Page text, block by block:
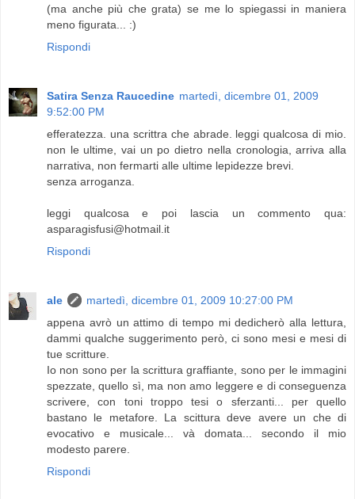
(ma anche più che grata) se me lo spiegassi in maniera
meno figurata... :)
Rispondi
Satira Senza Raucedine martedì, dicembre 01, 2009
9:52:00 PM
efferatezza. una scrittra che abrade. leggi qualcosa di mio.
non le ultime, vai un po dietro nella cronologia, arriva alla
narrativa, non fermarti alle ultime lepidezze brevi.
senza arroganza.
leggi qualcosa e poi lascia un commento qua:
asparagisfusi@hotmail.it
Rispondi
ale
martedì, dicembre 01, 2009 10:27:00 PM
appena avrò un attimo di tempo mi dedicherò alla lettura,
dammi qualche suggerimento però, ci sono mesi e mesi di
tue scritture.
Io non sono per la scrittura graffiante, sono per le immagini
spezzate, quello sì, ma non amo leggere e di conseguenza
scrivere, con toni troppo tesi o sferzanti... per quello
bastano le metafore. La scittura deve avere un che di
evocativo e musicale... và domata... secondo il mio
modesto parere.
Rispondi